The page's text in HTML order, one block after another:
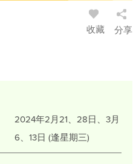
收藏 分享
2024年2月21、28日、3月
6、13日 (逢星期三)